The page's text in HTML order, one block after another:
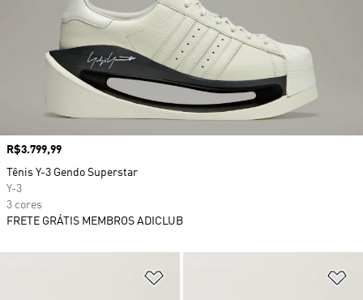
Preço
R$3.799,99
Tênis Y-3 Gendo Superstar
Y-3
3 cores
FRETE GRÁTIS MEMBROS ADICLUB